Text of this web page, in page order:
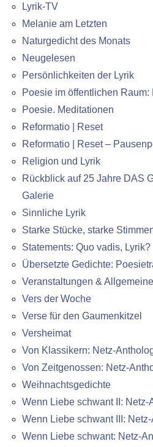
Lyrik-TV
Melanie am Letzten
Naturgedicht des Monats
Neugelesen
Persönlichkeiten der Lyrik
Poesie im öffentlichen Raum:
Poesie. Meditationen
Reformatio | Reset
Reformatio | Reset –
Religion und Lyrik
Rückblick auf 25 Jahre DAS
Galerie
Sinnliche Lyrik
Starke Stücke, starke
Statements: Quo vadis, Lyrik?
Übersetzte Gedichte:
Veranstaltungen &
Vers der Woche
Verse für den Gaumenkitzel
Versheimat
Von Klassikern: Netz-
Von Zeitgenossen: Netz-
Weihnachtsgedichte
Wenn Liebe schwant II: Netz-
Wenn Liebe schwant III:
Wenn Liebe schwant: Netz-